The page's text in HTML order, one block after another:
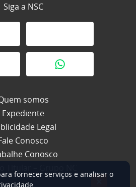
Siga a NSC
somos
Expediente
Legal
Conosco
Conosco
fornecer serviços e analisar o